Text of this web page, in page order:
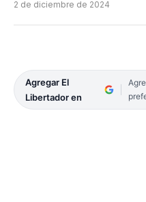
2 de diciembre de 2024
Agregar El
Libertador en